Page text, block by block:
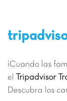
¡Cuando las
el
Tripadvisor
Descubra los